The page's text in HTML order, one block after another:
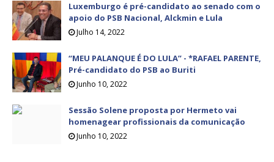
Luxemburgo é pré-candidato ao senado com o
apoio do PSB Nacional, Alckmin e Lula
Julho 14, 2022
“MEU PALANQUE É DO LULA” - *RAFAEL PARENTE,
Pré-candidato do PSB ao Buriti
Junho 10, 2022
Sessão Solene proposta por Hermeto vai
homenagear profissionais da comunicação
Junho 10, 2022